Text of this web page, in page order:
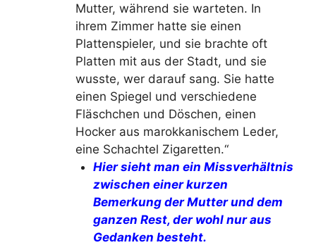
Mutter, während sie warteten. In
ihrem Zimmer hatte sie einen
Plattenspieler, und sie brachte oft
Platten mit aus der Stadt, und sie
wusste, wer darauf sang. Sie hatte
einen Spiegel und verschiedene
Fläschchen und Döschen, einen
Hocker aus marokkanischem Leder,
eine Schachtel Zigaretten.“
Hier sieht man ein Missverhältnis
zwischen einer kurzen
Bemerkung der Mutter und dem
ganzen Rest, der wohl nur aus
Gedanken besteht.